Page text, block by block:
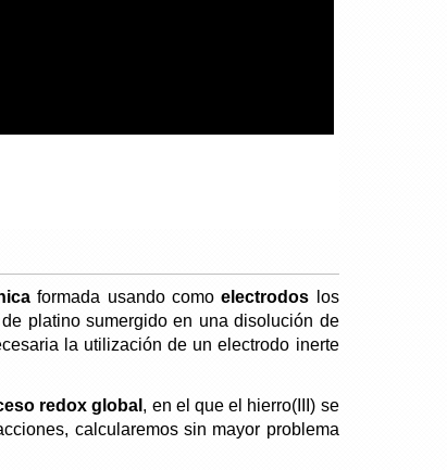
formada usando comoelectrodos los
platino sumergido en una disolución de
la utilización de un electrodo inerte
redox global , en el que el hierro(III) se
calcularemos sin mayor problema